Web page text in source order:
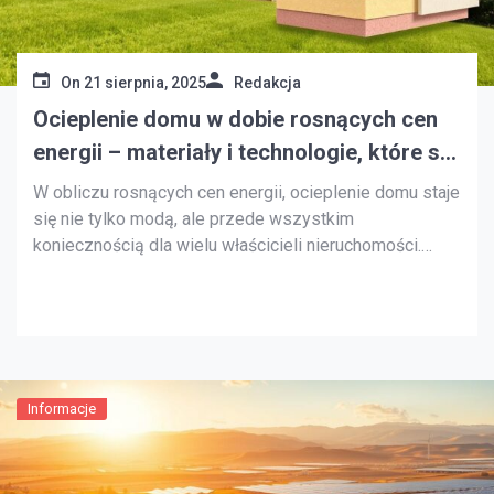
On 21 sierpnia, 2025 Redakcja
Ocieplenie domu w dobie rosnących cen
energii – materiały i technologie, które się
opłacają
W obliczu rosnących cen energii, ocieplenie domu staje
się nie tylko modą, ale przede wszystkim
koniecznością dla wielu właścicieli nieruchomości.
właściwemu ociepleniu, można nie tylko zredukować
rachunki za […]
Informacje